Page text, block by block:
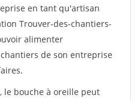
en tant qu'artisan
Trouver-des-chantiers-
alimenter
de son entreprise
le bouche à oreille peut